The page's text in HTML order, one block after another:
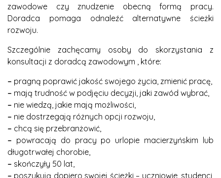
zawodowe czy znudzenie obecną formą pracy.
Doradca pomaga odnaleźć alternatywne ścieżki
rozwoju.
Szczególnie zachęcamy osoby do skorzystania z
konsultacji z doradcą zawodowym , które:
– pragną poprawić jakość swojego życia, zmienić pracę,
– mają trudność w podjęciu decyzji, jaki zawód wybrać,
– nie wiedzą, jakie mają możliwości,
– nie dostrzegają różnych opcji rozwoju,
– chcą się przebranżowić,
– powracają do pracy po urlopie macierzyńskim lub
długotrwałej chorobie,
– skończyły 50 lat,
– poszukują dopiero swojej ścieżki – uczniowie, studenci,